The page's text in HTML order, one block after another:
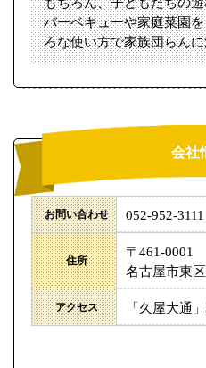
もちろん、子どもたちの
バーベキューや家庭菜園
ろな使い方で家族団らん
会社
お問い合わせ 052-952-3111
住所
〒461-0001
名古屋市東
アクセス 「久屋大通